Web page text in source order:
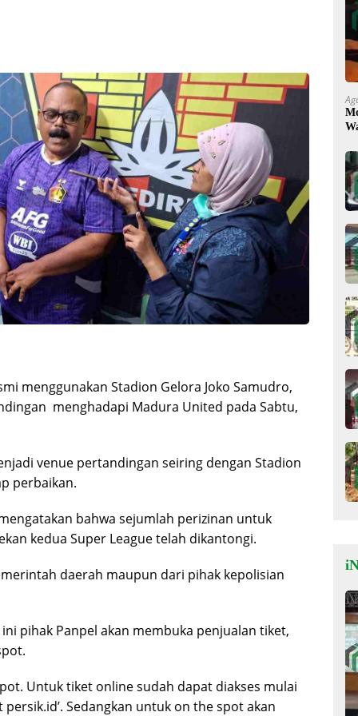
menggunakan Stadion Gelora Joko Samudro,
menghadapi Madura United pada Sabtu,
venue pertandingan seiring dengan Stadion
perbaikan.
bahwa sejumlah perizinan untuk
kedua Super League telah dikantongi.
daerah maupun dari pihak kepolisian
pihak Panpel akan membuka penjualan tiket,
Untuk tiket online sudah dapat diakses mulai
Sedangkan untuk on the spot akan